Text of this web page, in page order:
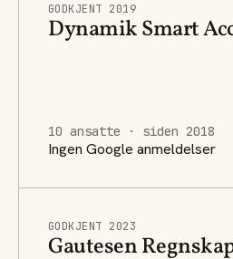
GODKJENT 2019
Dynamik Smart
10 ansatte · siden 2018
Ingen Google anmeldelser
GODKJENT 2023
Gautesen